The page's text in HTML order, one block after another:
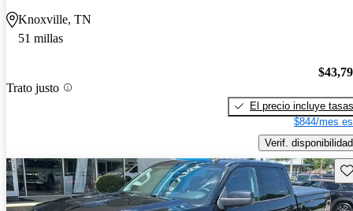
Knoxville, TN
51 millas
Trato justo
El precio incluye tasas
$844/mes
Verif. disponibilidad